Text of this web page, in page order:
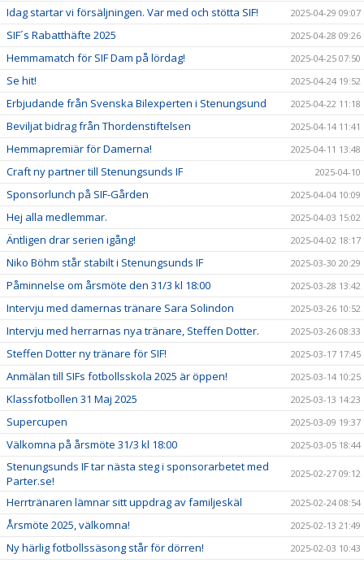
Idag startar vi försäljningen. Var med och stötta SIF! 2025-04-29 09:07
SIF´s Rabatthäfte 2025 2025-04-28 09:26
Hemmamatch för SIF Dam på lördag! 2025-04-25 07:50
Se hit! 2025-04-24 19:52
Erbjudande från Svenska Bilexperten i Stenungsund 2025-04-22 11:18
Beviljat bidrag från Thordenstiftelsen 2025-04-14 11:41
Hemmapremiär för Damerna! 2025-04-11 13:48
Craft ny partner till Stenungsunds IF 2025-04-10
Sponsorlunch på SIF-Gården 2025-04-04 10:09
Hej alla medlemmar. 2025-04-03 15:02
Äntligen drar serien igång! 2025-04-02 18:17
Niko Böhm står stabilt i Stenungsunds IF 2025-03-30 20:29
Påminnelse om årsmöte den 31/3 kl 18:00 2025-03-28 13:42
Intervju med damernas tränare Sara Solindon 2025-03-26 10:52
Intervju med herrarnas nya tränare, Steffen Dotter. 2025-03-26 08:33
Steffen Dotter ny tränare för SIF! 2025-03-17 17:45
Anmälan till SIFs fotbollsskola 2025 är öppen! 2025-03-14 10:25
Klassfotbollen 31 Maj 2025 2025-03-13 14:23
Supercupen 2025-03-09 19:37
Välkomna på årsmöte 31/3 kl 18:00 2025-03-05 18:44
Stenungsunds IF tar nästa steg i sponsorarbetet med
Parter.se!
2025-02-27 09:12
Herrtränaren lämnar sitt uppdrag av familjeskäl 2025-02-24 08:54
Årsmöte 2025, välkomna! 2025-02-13 21:49
Ny härlig fotbollssäsong står för dörren!
2025-02-03 10:43